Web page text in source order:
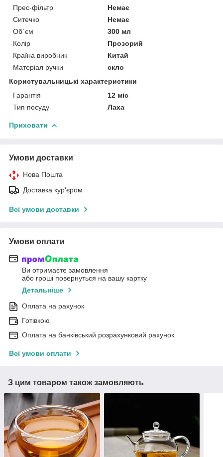
Прес-фільтр
Немає
Ситечко
Немає
Об`єм
300 мл
Колір
Прозорий
Країна виробник
Китай
Матеріал ручки
скло
Користувальницькі характеристики
Гарантія
12 міс
Тип посуду
Лаха
Приховати
Умови доставки
Нова Пошта
Доставка кур'єром
Всі умови доставки
Умови оплати
Ви отримаєте замовлення
або гроші повернуться на вашу картку
Детальніше
Оплата на рахунок
Готівкою
Оплата на банківський розрахунковий рахунок
Всі умови оплати
З цим товаром також замовляють